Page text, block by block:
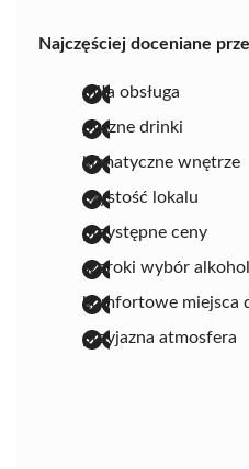
Najczęściej doceniane
miła obsługa
pyszne drinki
klimatyczne wnętrze
czystość lokalu
przystępne ceny
szeroki wybór
komfortowe miejsca
przyjazna atmosfera